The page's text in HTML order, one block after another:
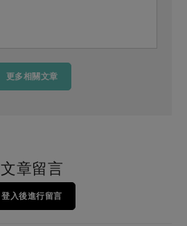
更多相關文章
文章留言
登入後進行留言